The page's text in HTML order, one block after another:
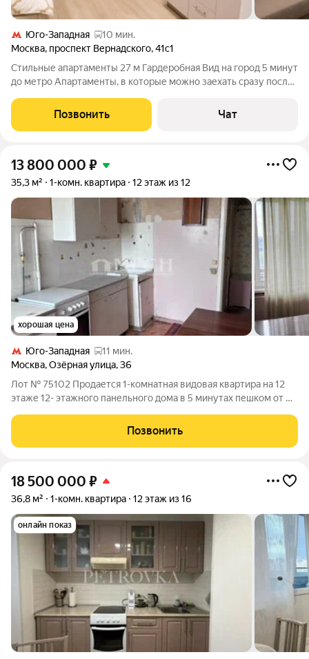
Юго-Западная
10 мин.
Москва, проспект Вернадского,41с1
Стильные апартаменты 27 м Гардеробная Вид на город 5 минут
до метро Апартаменты, в которые можно заехать сразу после
владения. Площадь 27 м Этаж 5 Вид на город До метро
Позвонить Чат
13 800 000 ₽
35,3 м² 1-комн. квартира 12 этаж из 12
хорошая цена
Юго-Западная
11 мин.
Москва,Озёрная улица,36
Лот № 75102 Продается 1-комнатная видовая квартира на 12
этаже 12- этажного панельного дома в 5 минутах пешком от м.
жилая - 19.8 кв. м., кухня - 9.8 кв. м., санузел - совмещенный. Из
кухни
Позвонить
18 500 000 ₽
36,8 м² 1-комн. квартира 12 этаж из 16
онлайн показ